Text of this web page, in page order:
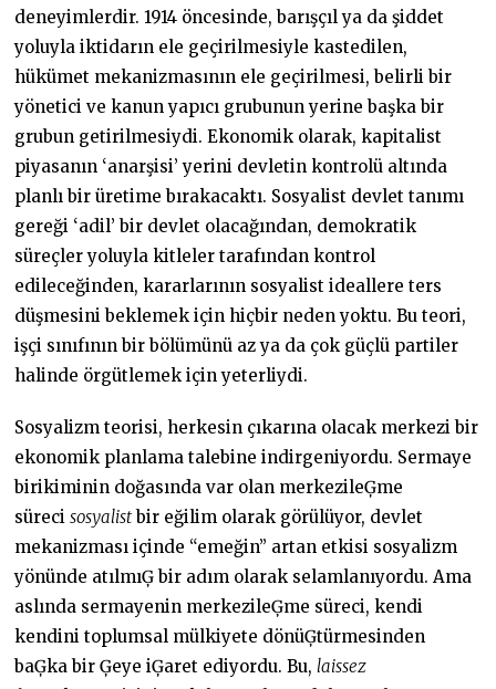
deneyimlerdir. 1914 öncesinde, barışçıl ya da şiddet
yoluyla iktidarın ele geçirilmesiyle kastedilen,
hükümet mekanizmasının ele geçirilmesi, belirli bir
yönetici ve kanun yapıcı grubunun yerine başka bir
grubun getirilmesiydi. Ekonomik olarak, kapitalist
piyasanın ‘anarşisi’ yerini devletin kontrolü altında
planlı bir üretime bırakacaktı. Sosyalist devlet tanımı
gereği ‘adil’ bir devlet olacağından, demokratik
süreçler yoluyla kitleler tarafından kontrol
edileceğinden, kararlarının sosyalist ideallere ters
düşmesini beklemek için hiçbir neden yoktu. Bu teori,
işçi sınıfının bir bölümünü az ya da çok güçlü partiler
halinde örgütlemek için yeterliydi.
Sosyalizm teorisi, herkesin çıkarına olacak merkezi bir
ekonomik planlama talebine indirgeniyordu. Sermaye
birikiminin doğasında var olan merkezileĢme
sürecisosyalist bir eğilim olarak görülüyor, devlet
mekanizması içinde “emeğin” artan etkisi sosyalizm
yönünde atılmıĢ bir adım olarak selamlanıyordu. Ama
aslında sermayenin merkezileĢme süreci, kendi
kendini toplumsal mülkiyete dönüĢtürmesinden
baĢka bir Ģeye iĢaret ediyordu. Bu,laissez